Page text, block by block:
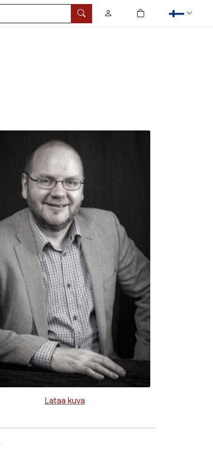
Hae
0
tuotetta ostoskorissa
Lataa kuva